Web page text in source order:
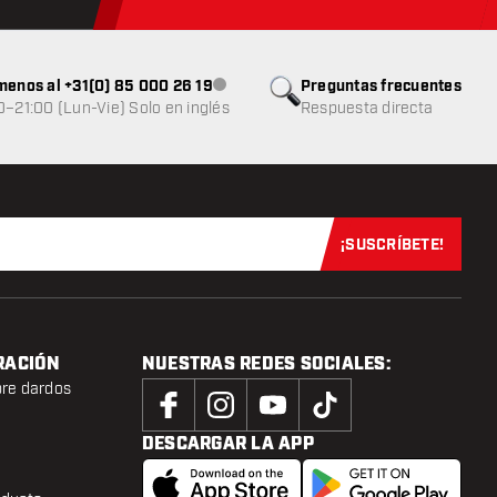
Preguntas frecuentes
Respuesta directa
al +31(0) 85 000 26 19Atención al cliente no disponible
(Lun-Vie) Solo en inglés
Suscríbete
¡SUSCRÍBETE!
dardos
NUESTRAS REDES SOCIALES:
DESCARGAR LA APP